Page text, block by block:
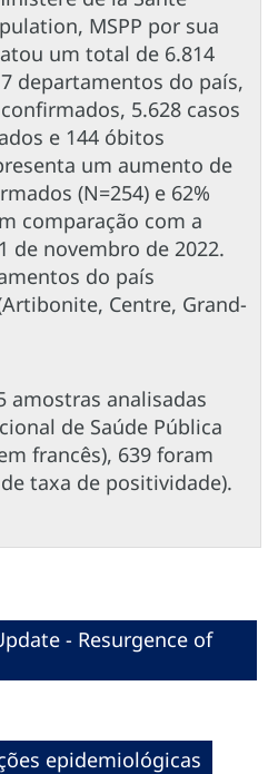
MSPP por sua
um total de 6.814
departamentos do país,
5.628 casos
e 144 óbitos
um aumento de
(N=254) e 62%
comparação com a
de novembro de 2022.
do país
Centre, Grand-
amostras analisadas
de Saúde Pública
francês), 639 foram
taxa de positividade).
- Resurgence of
epidemiológicas